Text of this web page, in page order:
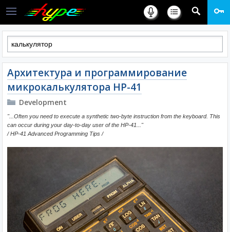
Архитектура и программирование
микрокалькулятора HP-41
Development
"...Often you need to execute a synthetic two-byte instruction from the keyboard. This
can occur during your day-to-day user of the HP-41..."
/ HP-41 Advanced Programming Tips /